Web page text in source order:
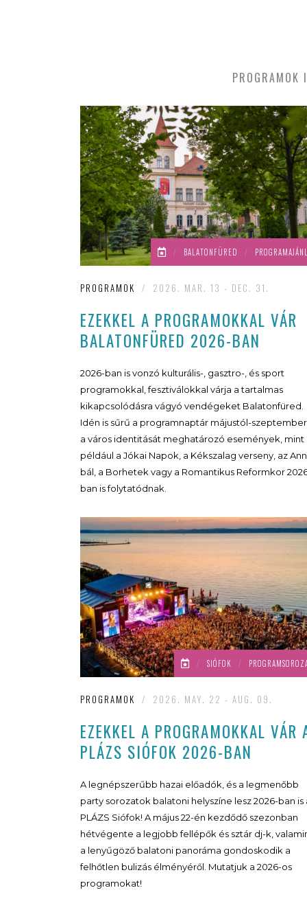
PROGRAMOK
/ BALATONFÜRED /
PROGRAMOK / 2026. MAR. 13 - DEC. 31.
EZEKKEL A PROGRAMOKKAL VÁR
BALATONFÜRED 2026-BAN
2026-ban is vonzó kulturális-, gasztro-, és sport
programokkal, fesztiválokkal várja a tartalmas
kikapcsolódásra vágyó vendégeket Balatonfüred.
Idén is sűrű a programnaptár májustól-
a város identitását meghatározó események, mint
például a Jókai Napok, a Kékszalag verseny, az
bál, a Borhetek vagy a Romantikus Reformkor
ban is folytatódnak.
/ SIÓFOK /
PROGRAMOK / 2026. MAY. 22 - AUG. 09.
EZEKKEL A PROGRAMOKKAL VÁR
PLÁZS SIÓFOK 2026-BAN
A legnépszerűbb hazai előadók, és a legmenőbb
party sorozatok balatoni helyszíne lesz 2026-ban is
PLÁZS Siófok! A május 22-én kezdődő szezonban
hétvégente a legjobb fellépők és sztár dj-k,
a lenyűgöző balatoni panoráma gondoskodik a
felhőtlen bulizás élményéről. Mutatjuk a 2026-os
programokat!